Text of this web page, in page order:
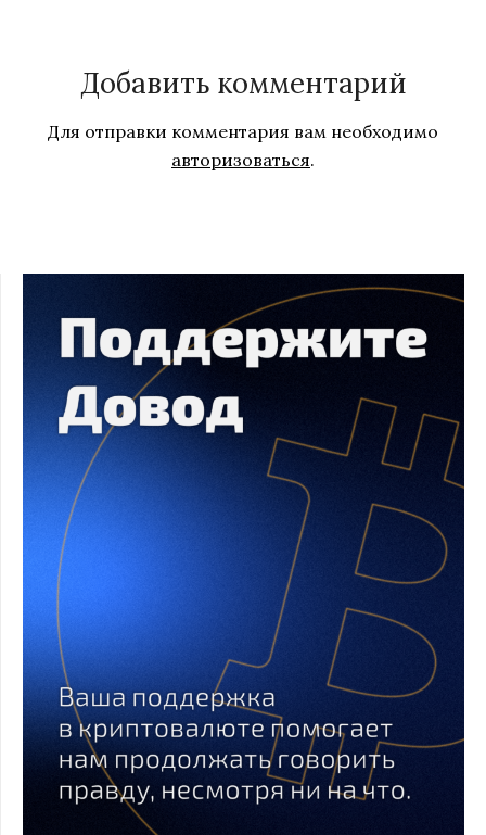
Добавить комментарий
Для отправки комментария вам необходимо
авторизоваться.